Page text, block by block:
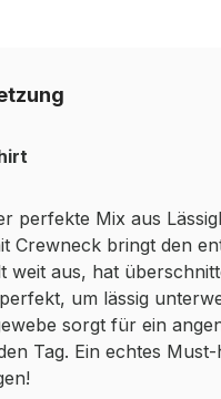
perfekte Mix aus
Crewneck bringt den
weit aus, hat
um lässig
sorgt für ein
Tag. Ein echtes